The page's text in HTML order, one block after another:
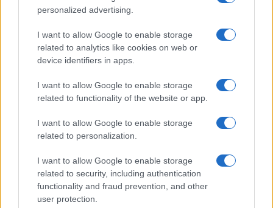
personalized advertising.
I want to allow Google to enable storage
related to analytics like cookies on web or
device identifiers in apps.
I want to allow Google to enable storage
related to functionality of the website or app.
I want to allow Google to enable storage
related to personalization.
I want to allow Google to enable storage
related to security, including authentication
functionality and fraud prevention, and other
user protection.
partecipazione per il suo racconto
Calangianus, allarme sul centro accoglienza
minori, Albieri: “Episodi gravissimi”
Gallura, finti clienti svuotano le suite: furto da
protagonisti
Test tunnel Olbia: rampe chiuse ancora fino a